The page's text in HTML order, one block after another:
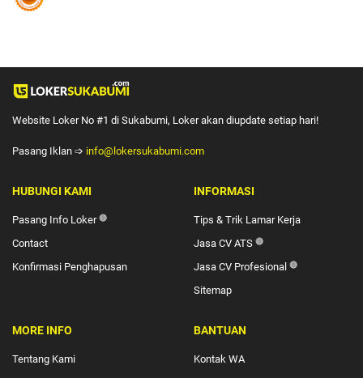
Website Loker No #1 di Sukabumi, Loker akan diupdate setiap hari!
Pasang Iklan ➩ info@lokersukabumi.com
HUBUNGI KAMI
Pasang Info Loker🔴
Contact
Konfirmasi Penghapusan
INFORMASI
Tips & Trik Lamar Kerja
Jasa CV ATS 🔴
Jasa CV Profesional 🔴
Sitemap
MORE INFO
Tentang Kami
BANTUAN
Kontak WA